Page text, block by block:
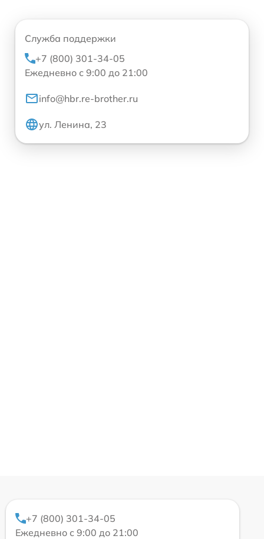
Служба поддержки
+7 (800) 301-34-05
Ежедневно с 9:00 до 21:00
info@hbr.re-brother.ru
ул. Ленина, 23
+7 (800) 301-34-05
Ежедневно с 9:00 до 21:00